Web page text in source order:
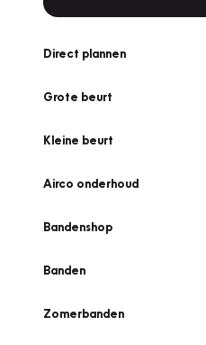
Direct plannen
Grote beurt
Kleine beurt
Airco onderhoud
Bandenshop
Banden
Zomerbanden